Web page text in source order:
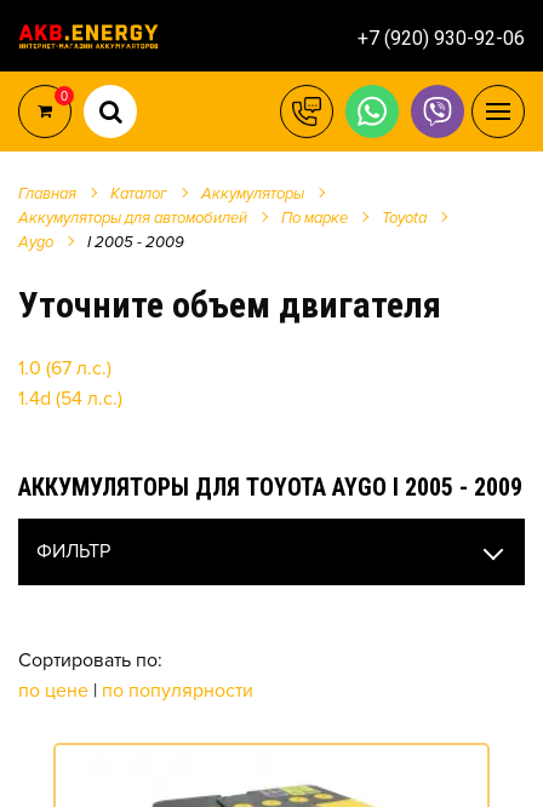
+7 (920) 930-92-06
0
Главная Каталог
Аккумуляторы
Аккумуляторы для автомобилей
По марке
Toyota
Aygo
I 2005 - 2009
Уточните объем двигателя
1.0 (67 л.с.)
1.4d (54 л.с.)
АККУМУЛЯТОРЫ ДЛЯ TOYOTA AYGO I 2005 - 2009
ФИЛЬТР
Сортировать по:
по цене | по популярности